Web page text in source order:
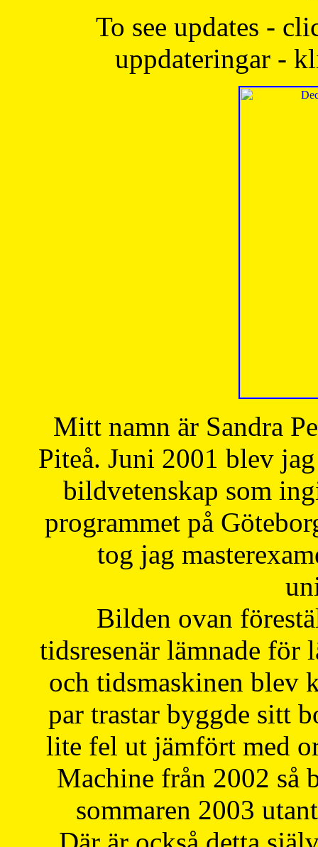
To see updates -
uppdateringar -
Mitt namn är Sandra
Piteå. Juni 2001 blev
bildvetenskap som
programmet på
tog jag
Bilden ovan
tidsresenär lämnade för
och tidsmaskinen blev
par trastar byggde sitt
lite fel ut jämfört med
Machine från 2002 så
sommaren 2003